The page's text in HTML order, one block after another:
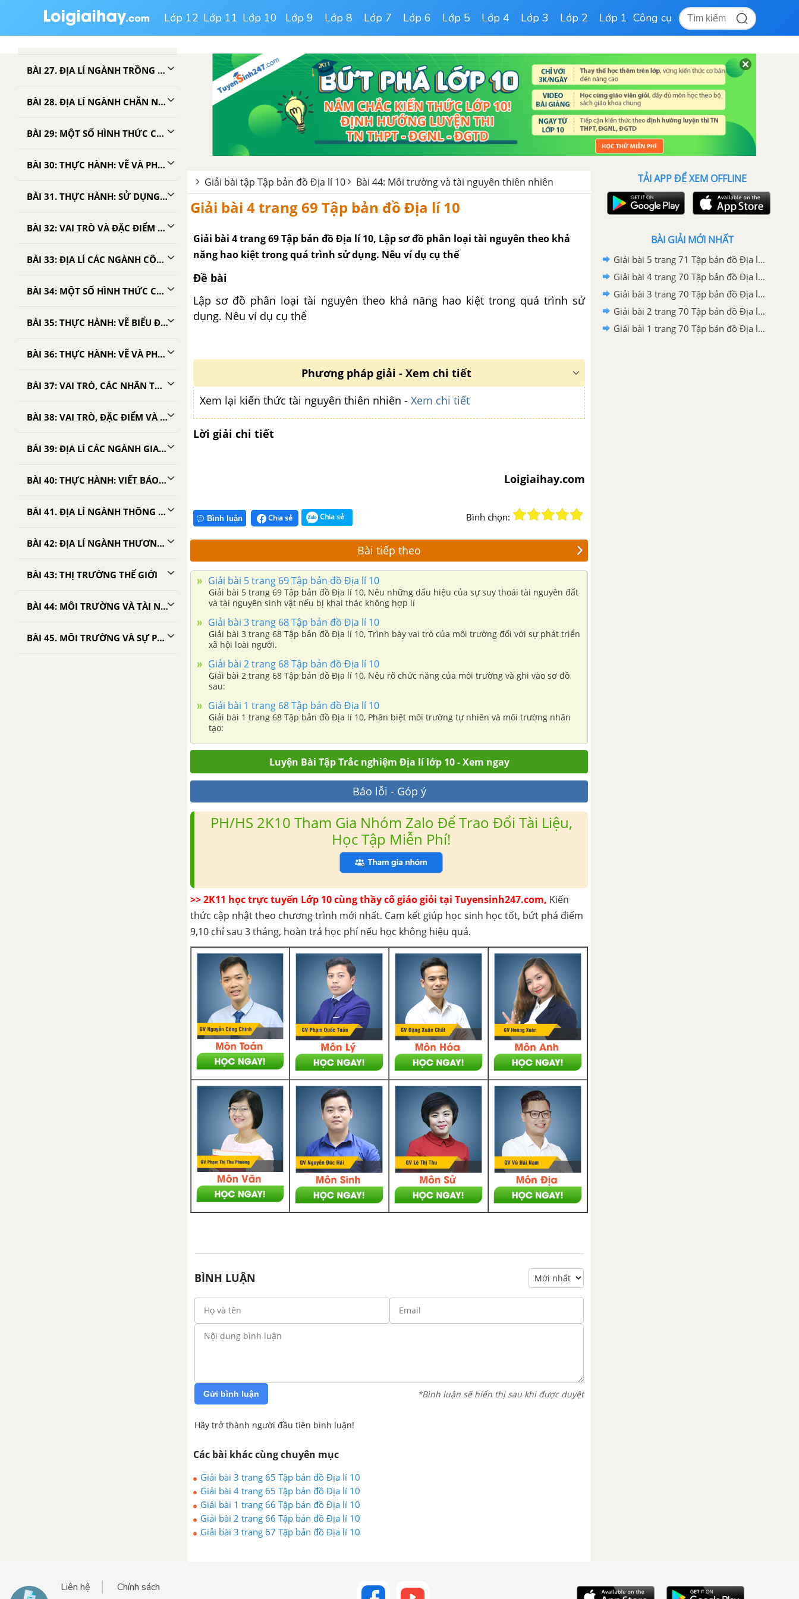
Lớp 12 Lớp 11 Lớp 10 Lớp 9 Lớp 8 Lớp 7 Lớp 6 Lớp 5 Lớp 4 Lớp 3 Lớp 2 Lớp 1 Công cụ
BÀI 25: CƠ CẤU NỀN KINH TẾ
BÀI 26: VAI TRÒ, ĐẶC ĐIỂM, CÁC NHÂN TỐ ẢNH HƯỞNG TỚI PHÂN BỐ NÔNG NGHIỆP
BÀI 27. ĐỊA LÍ NGÀNH TRỒNG TRỌT
BÀI 28. ĐỊA LÍ NGÀNH CHĂN NUÔI
BÀI 29: MỘT SỐ HÌNH THỨC CHỦ YẾU CỦA TỔ CHỨC LÃNH THỔ NÔNG NGHIỆP
BÀI 30: THỰC HÀNH: VẼ VÀ PHÂN TÍCH VỀ SẢN LƯỢNG LƯƠNG THỰC, DÂN SỐ CỦA THẾ GIỚI VÀ MỘT SỐ QUỐC GIA
BÀI 31. THỰC HÀNH: SỬ DỤNG PHƯƠNG PHÁP BẢN ĐỒ - BIỂU ĐỒ ĐỂ THỂ HIỆN SẢN LƯỢNG LƯƠNG THỰC VÀ CƠ CẤU SẢN LƯỢNG LƯƠNG THỰC CỦA MỘT SỐ NƯỚC TRÊN THẾ GIỚI
BÀI 32: VAI TRÒ VÀ ĐẶC ĐIỂM CỦA CÔNG NGHIỆP. CÁC NHÂN TỐ ẢNH HƯỞNG TỚI PHÁT TRIỂN VÀ PHÂN BỐ CÔNG NGHIỆP
BÀI 33: ĐỊA LÍ CÁC NGÀNH CÔNG NGHIỆP
BÀI 34: MỘT SỐ HÌNH THỨC CHỦ YẾU CỦA TỔ CHỨC LÃNH THỔ CÔNG NGHIỆP
BÀI 35: THỰC HÀNH: VẼ BIỂU ĐỒ TÌNH HÌNH SẢN XUẤT MỘT SỐ SẢN PHẨM CÔNG NGHIỆP TRÊN THẾ GIỚI
BÀI 36: THỰC HÀNH: VẼ VÀ PHÂN TÍCH BIỂU ĐỒ CƠ CẤU SỬ DỤNG NĂNG LƯỢNG CỦA THẾ GIỚI
BÀI 37: VAI TRÒ, CÁC NHÂN TỐ ẢNH HƯỞNG VÀ ĐẶC ĐIỂM PHÂN BỐ CÁC NGÀNH DỊCH VỤ
BÀI 38: VAI TRÒ, ĐẶC ĐIỂM VÀ CÁC NHÂN TỐ ẢNH HƯỞNG ĐẾN PHÁT TRIỂN, PHÂN BỐ NGÀNH GIAO THÔNG VẬN TẢI
BÀI 39: ĐỊA LÍ CÁC NGÀNH GIAO THÔNG VẬN TẢI
BÀI 40: THỰC HÀNH: VIẾT BÁO CÁO NGẮN VỀ KÊNH ĐÀO XUYÊ VÀ KÊNH ĐÀO PANAMA
BÀI 41. ĐỊA LÍ NGÀNH THÔNG TIN LIÊN LẠC
BÀI 42: ĐỊA LÍ NGÀNH THƯƠNG MẠI
BÀI 43: THỊ TRƯỜNG THẾ GIỚI
BÀI 44: MÔI TRƯỜNG VÀ TÀI NGUYÊN THIÊN NHIÊN
BÀI 45. MÔI TRƯỜNG VÀ SỰ PHÁT TRIỂN BỀN VỮNG
Giải bài tập Tập bản đồ Địa lí 10 Bài 44: Môi trường và tài nguyên thiên nhiên
Giải bài 4 trang 69 Tập bản đồ Địa lí 10
Giải bài 4 trang 69 Tập bản đồ Địa lí 10, Lập sơ đồ phân loại tài nguyên theo khả
năng hao kiệt trong quá trình sử dụng. Nêu ví dụ cụ thể
Đề bài
Lập sơ đồ phân loại tài nguyên theo khả năng hao kiệt trong quá trình sử
dụng. Nêu ví dụ cụ thể
Phương pháp giải - Xem chi tiết
Xem lại kiến thức tài nguyên thiên nhiên - Xem chi tiết
Lời giải chi tiết
Loigiaihay.com
Bình luận Chia sẻ Chia sẻ Bình chọn:
Bài tiếp theo
Giải bài 5 trang 69 Tập bản đồ Địa lí 10
Giải bài 5 trang 69 Tập bản đồ Địa lí 10, Nêu những dấu hiệu của sự suy thoái tài nguyên đất
và tài nguyên sinh vật nếu bị khai thác không hợp lí
Giải bài 3 trang 68 Tập bản đồ Địa lí 10
Giải bài 3 trang 68 Tập bản đồ Địa lí 10, Trình bày vai trò của môi trường đối với sự phát triển
xã hội loài người.
Giải bài 2 trang 68 Tập bản đồ Địa lí 10
Giải bài 2 trang 68 Tập bản đồ Địa lí 10, Nêu rõ chức năng của môi trường và ghi vào sơ đồ
sau:
Giải bài 1 trang 68 Tập bản đồ Địa lí 10
Giải bài 1 trang 68 Tập bản đồ Địa lí 10, Phân biệt môi trường tự nhiên và môi trường nhân
tạo:
Luyện Bài Tập Trắc nghiệm Địa lí lớp 10 - Xem ngay
Báo lỗi - Góp ý
PH/HS 2K10 Tham Gia Nhóm Zalo Để Trao Đổi Tài Liệu,
Học Tập Miễn Phí!
>> 2K11 học trực tuyến Lớp 10 cùng thầy cô giáo giỏi tại Tuyensinh247.com, Kiến
thức cập nhật theo chương trình mới nhất. Cam kết giúp học sinh học tốt, bứt phá điểm
9,10 chỉ sau 3 tháng, hoàn trả học phí nếu học không hiệu quả.
BÌNH LUẬN
Gửi bình luận *Bình luận sẽ hiển thị sau khi được duyệt
Hãy trở thành người đầu tiên bình luận!
Các bài khác cùng chuyên mục
Giải bài 3 trang 65 Tập bản đồ Địa lí 10
Giải bài 4 trang 65 Tập bản đồ Địa lí 10
Giải bài 1 trang 66 Tập bản đồ Địa lí 10
Giải bài 2 trang 66 Tập bản đồ Địa lí 10
Giải bài 3 trang 67 Tập bản đồ Địa lí 10
TẢI APP ĐỂ XEM OFFLINE
BÀI GIẢI MỚI NHẤT
Giải bài 5 trang 71 Tập bản đồ Địa lí 10
Giải bài 4 trang 70 Tập bản đồ Địa lí 10
Giải bài 3 trang 70 Tập bản đồ Địa lí 10
Giải bài 2 trang 70 Tập bản đồ Địa lí 10
Giải bài 1 trang 70 Tập bản đồ Địa lí 10
Liên hệ Chính sách